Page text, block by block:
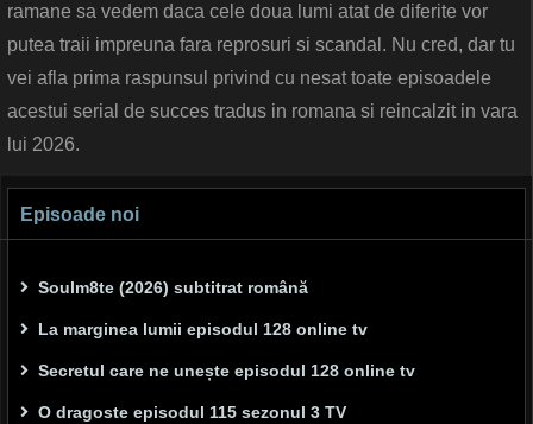
ramane sa vedem daca cele doua lumi atat de diferite vor
putea traii impreuna fara reprosuri si scandal. Nu cred, dar tu
vei afla prima raspunsul privind cu nesat toate episoadele
acestui serial de succes tradus in romana si reincalzit in vara
lui 2026.
Episoade noi
Soulm8te (2026) subtitrat română
La marginea lumii episodul 128 online tv
Secretul care ne unește episodul 128 online tv
O dragoste episodul 115 sezonul 3 TV